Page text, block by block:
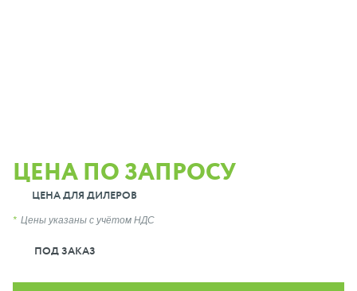
ЦЕНА ПО ЗАПРОСУ
ЦЕНА ДЛЯ ДИЛЕРОВ
Цены указаны с учётом НДС
ПОД ЗАКАЗ